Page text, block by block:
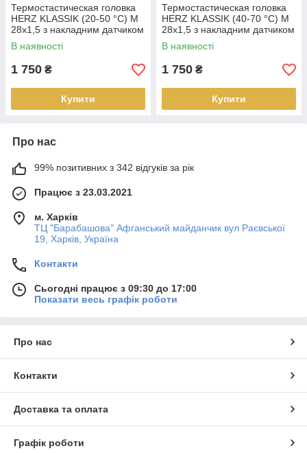
Термостастическая головка
HERZ KLASSIK (20-50 °C) M
28x1,5 з накладним датчиком
В наявності
1 750 ₴
Купити
Термостастическая головка
HERZ KLASSIK (40-70 °C) M
28x1,5 з накладним датчиком
В наявності
1 750 ₴
Купити
Про нас
99% позитивних з 342 відгуків за рік
Працює з 23.03.2021
м. Харків
ТЦ "Барабашова" Афганський майданчик вул Раєвської
19, Харків, Україна
Контакти
Сьогодні працює з 09:30 до 17:00
Показати весь графік роботи
Про нас
Контакти
Доставка та оплата
Графік роботи